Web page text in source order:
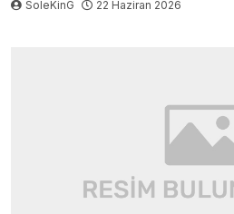
SoleKinG 22 Haziran 2026